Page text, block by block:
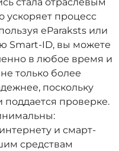
ускоряет процесс
eParaksts или
Smart-ID, вы можете
в любое время и
только более
поскольку
поддается проверке.
и смарт-
средствам